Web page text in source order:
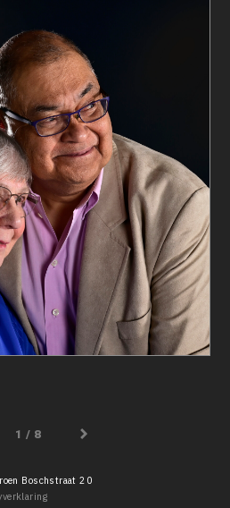
/ 8
Boschstraat 20